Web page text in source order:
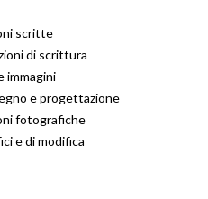
scritte
di scrittura
immagini
e progettazione
fotografiche
e di modifica